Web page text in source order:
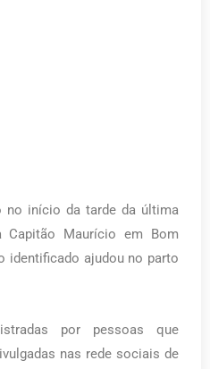
no início da tarde da última
Capitão Maurício em Bom
identificado ajudou no parto
por pessoas que
nas rede sociais de